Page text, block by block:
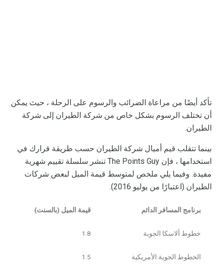
تأكد أيضًا من مراعاة الضرائب والرسوم على الرحلة ، حيث يمكن
أن تختلف الرسوم بشكل خاص من شركة الطيران إلى شركة
الطيران.
بينما تتقلب قيم أميال شركة الطيران حسب طريقة قرارك في
استخدامها ، فإن The Points Guy تنشر سلسلة تقييم شهرية
مفيدة. وفيما يلي ملخص لمتوسط ​​قيمة الميل لبعض شركات
الطيران (اعتبارًا من يوليو 2016).
برنامج المسافر الدائم قيمة الميل (بالسنت)
خطوط ألاسكا الجوية 1.8
الخطوط الجوية الأمريكية 1.5